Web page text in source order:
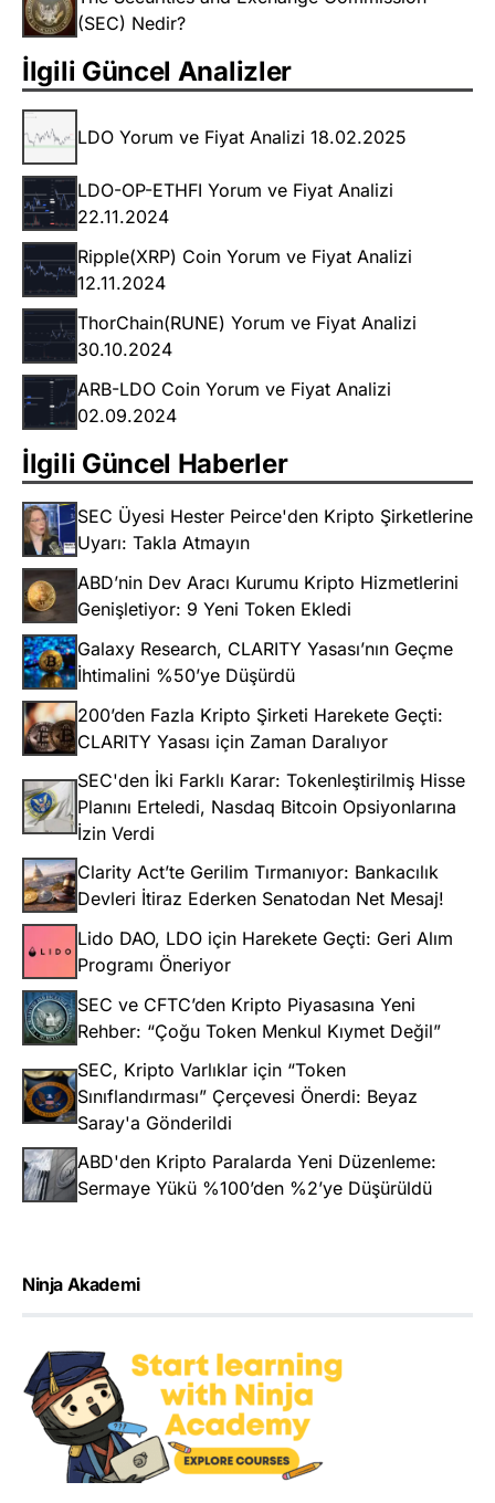
(SEC) Nedir?
İlgili Güncel Analizler
LDO Yorum ve Fiyat Analizi 18.02.2025
LDO-OP-ETHFI Yorum ve Fiyat Analizi
22.11.2024
Ripple(XRP) Coin Yorum ve Fiyat Analizi
12.11.2024
ThorChain(RUNE) Yorum ve Fiyat Analizi
30.10.2024
ARB-LDO Coin Yorum ve Fiyat Analizi
02.09.2024
İlgili Güncel Haberler
SEC Üyesi Hester Peirce'den Kripto Şirketlerine
Uyarı: Takla Atmayın
ABD’nin Dev Aracı Kurumu Kripto Hizmetlerini
Genişletiyor: 9 Yeni Token Ekledi
Galaxy Research, CLARITY Yasası’nın Geçme
İhtimalini %50’ye Düşürdü
200’den Fazla Kripto Şirketi Harekete Geçti:
CLARITY Yasası için Zaman Daralıyor
SEC'den İki Farklı Karar: Tokenleştirilmiş Hisse
Planını Erteledi, Nasdaq Bitcoin Opsiyonlarına
İzin Verdi
Clarity Act’te Gerilim Tırmanıyor: Bankacılık
Devleri İtiraz Ederken Senatodan Net Mesaj!
Lido DAO, LDO için Harekete Geçti: Geri Alım
Programı Öneriyor
SEC ve CFTC’den Kripto Piyasasına Yeni
Rehber: “Çoğu Token Menkul Kıymet Değil”
SEC, Kripto Varlıklar için “Token
Sınıflandırması” Çerçevesi Önerdi: Beyaz
Saray'a Gönderildi
ABD'den Kripto Paralarda Yeni Düzenleme:
Sermaye Yükü %100’den %2’ye Düşürüldü
Ninja Akademi